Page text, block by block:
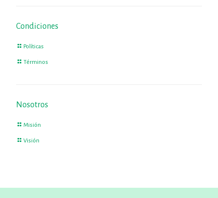
Condiciones
Políticas
Términos
Nosotros
Misión
Visión